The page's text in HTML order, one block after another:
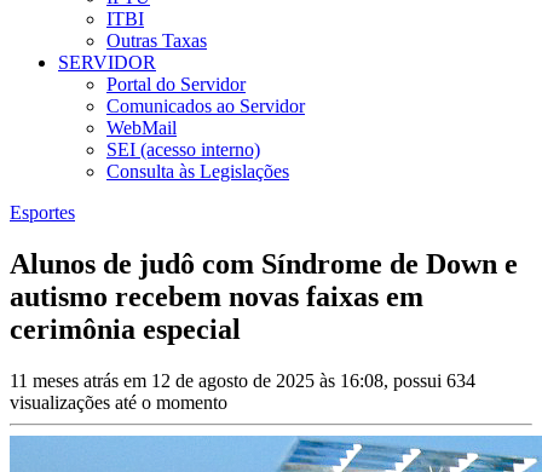
ITBI
Outras Taxas
SERVIDOR
Portal do Servidor
Comunicados ao Servidor
WebMail
SEI (acesso interno)
Consulta às Legislações
Esportes
Alunos de judô com Síndrome de Down e
autismo recebem novas faixas em
cerimônia especial
11 meses atrás em 12 de agosto de 2025 às 16:08, possui 634
visualizações até o momento